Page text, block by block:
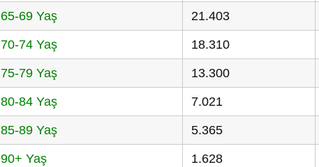
65-69 Yaş 21.403
70-74 Yaş 18.310
75-79 Yaş 13.300
80-84 Yaş 7.021
85-89 Yaş 5.365
90+ Yaş 1.628